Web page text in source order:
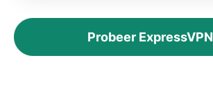
Probeer ExpressVPN